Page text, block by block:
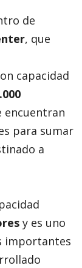
de
, que
capacidad
encuentran
para sumar
a
y es uno
importantes